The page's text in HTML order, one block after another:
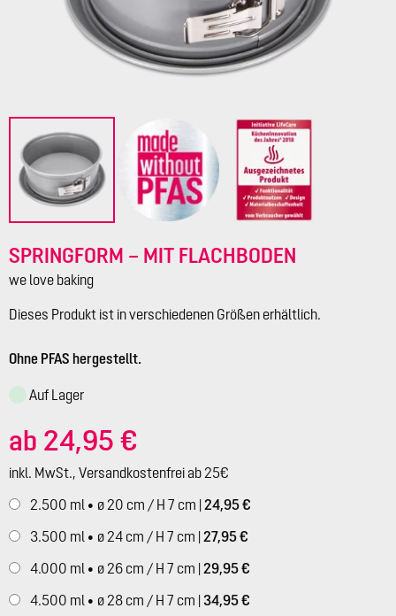
SPRINGFORM – MIT FLACHBODEN
we love baking
Dieses Produkt ist in verschiedenen Größen erhältlich.
Ohne PFAS hergestellt.
Auf Lager
ab 24,95 €
inkl. MwSt., Versandkostenfrei ab 25€
2.500 ml ● ø 20 cm / H 7 cm |24,95 €
3.500 ml ● ø 24 cm / H 7 cm |27,95 €
4.000 ml ● ø 26 cm / H 7 cm |29,95 €
4.500 ml ● ø 28 cm / H 7 cm | 34,95 €